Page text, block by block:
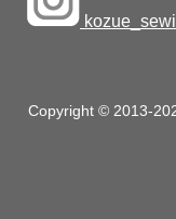
Copyright © 2013-